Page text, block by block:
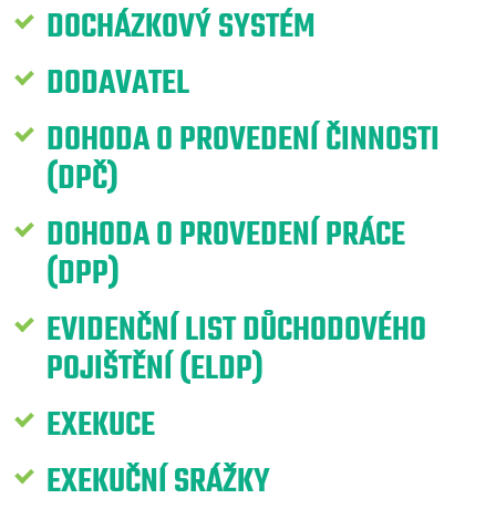
DOCHÁZKOVÝ SYSTÉM
DODAVATEL
DOHODA O PROVEDENÍ ČINNOSTI
(DPČ)
DOHODA O PROVEDENÍ PRÁCE
(DPP)
EVIDENČNÍ LIST DŮCHODOVÉHO
POJIŠTĚNÍ (ELDP)
EXEKUCE
EXEKUČNÍ SRÁŽKY